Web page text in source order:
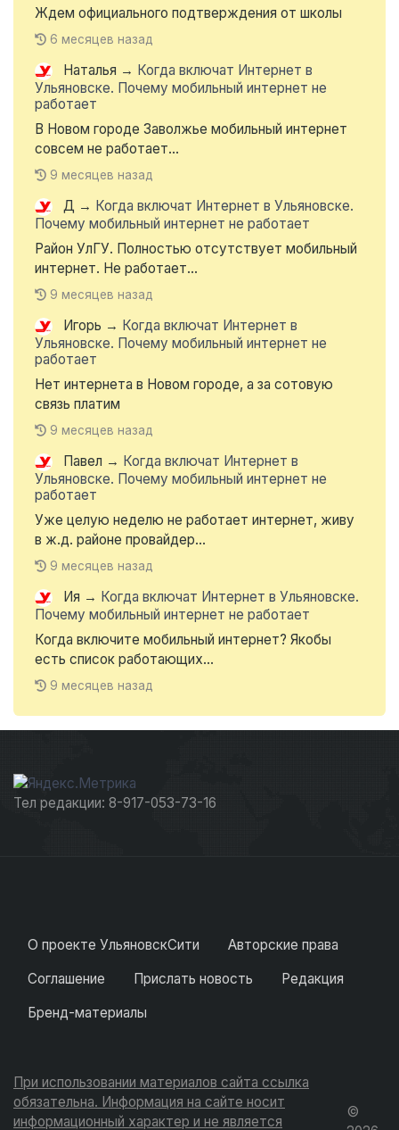
Ждем официального подтверждения от школы
6 месяцев назад
Наталья → Когда включат Интернет в
Ульяновске. Почему мобильный интернет не
работает
В Новом городе Заволжье мобильный интернет
совсем не работает...
9 месяцев назад
Д → Когда включат Интернет в Ульяновске.
Почему мобильный интернет не работает
Район УлГУ. Полностью отсутствует мобильный
интернет. Не работает...
9 месяцев назад
Игорь → Когда включат Интернет в
Ульяновске. Почему мобильный интернет не
работает
Нет интернета в Новом городе, а за сотовую
связь платим
9 месяцев назад
Павел → Когда включат Интернет в
Ульяновске. Почему мобильный интернет не
работает
Уже целую неделю не работает интернет, живу
в ж.д. районе провайдер...
9 месяцев назад
Ия → Когда включат Интернет в Ульяновске.
Почему мобильный интернет не работает
Когда включите мобильный интернет? Якобы
есть список работающих...
9 месяцев назад
Тел редакции: 8-917-053-73-16
О проекте УльяновскСити
Авторские права
Соглашение
Прислать новость
Редакция
Бренд-материалы
При использовании материалов сайта ссылка
обязательна. Информация на сайте носит
информационный характер и не является
©